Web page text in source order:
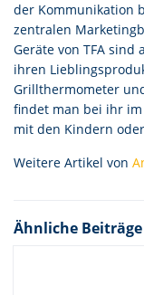
der Kommunikation
zentralen
Geräte von TFA sind
ihren
Grillthermometer
findet man bei ihr im
mit den Kindern
Weitere Artikel von
Ähnliche Beiträge